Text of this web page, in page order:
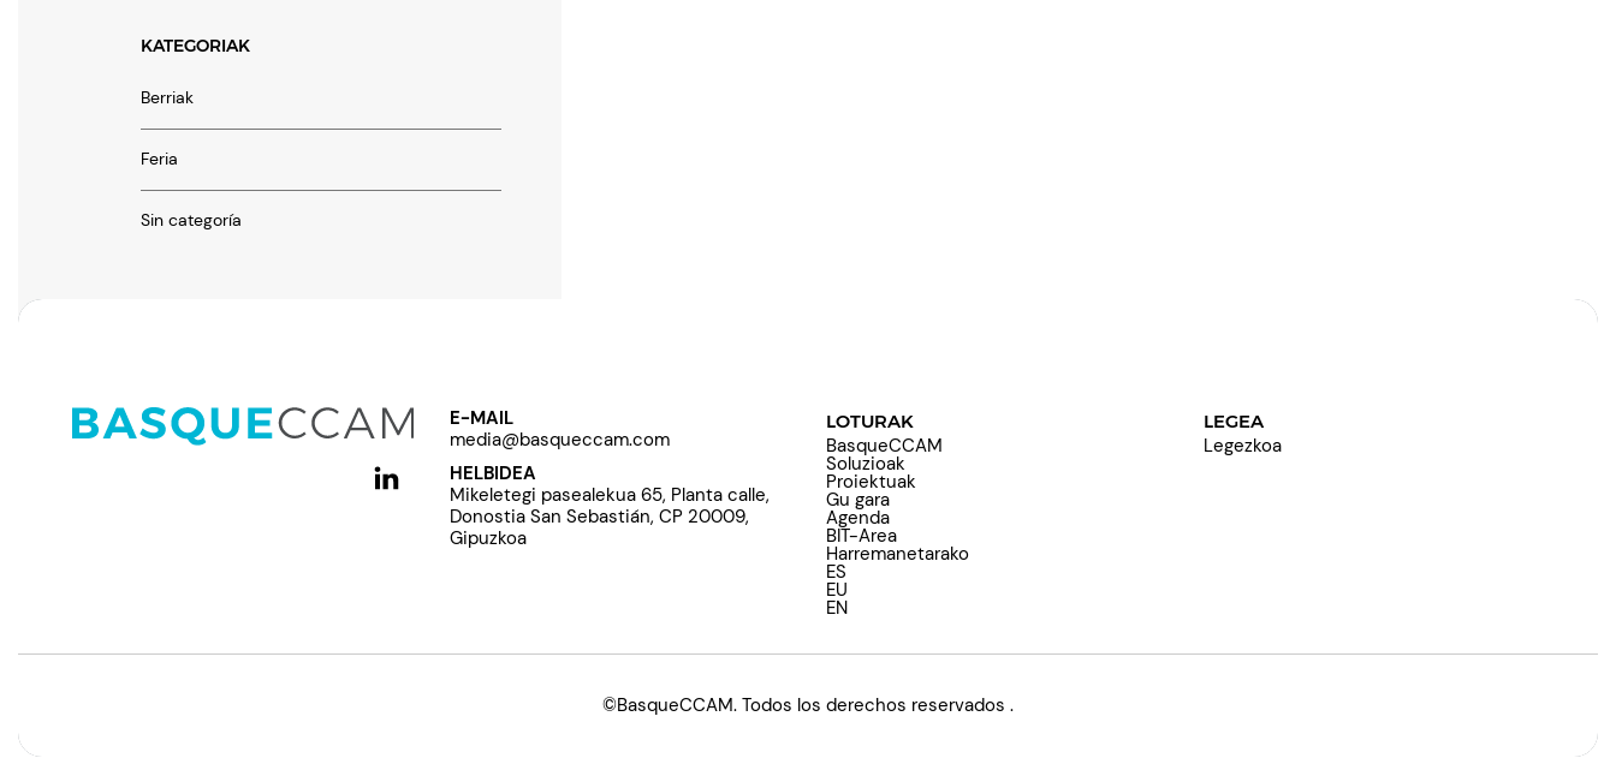
KATEGORIAK
Berriak
Feria
Sin categoría
E-MAIL
media@basqueccam.com
HELBIDEA
Mikeletegi pasealekua 65, Planta calle,
Donostia San Sebastián, CP 20009,
Gipuzkoa
LOTURAK
BasqueCCAM
Soluzioak
Proiektuak
Gu gara
Agenda
BIT-Area
Harremanetarako
ES
EU
EN
LEGEA
Legezkoa
©BasqueCCAM. Todos los derechos reservados .